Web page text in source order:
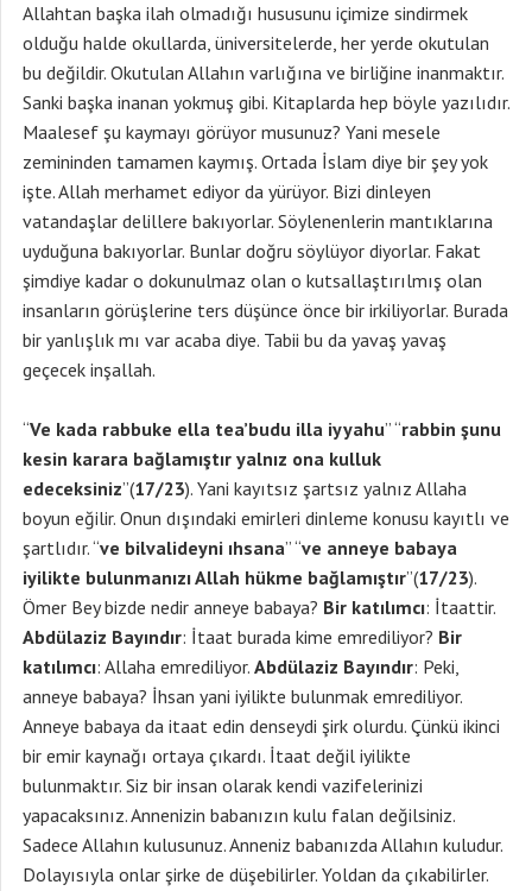
Allahtan başka ilah olmadığı hususunu içimize sindirmek
olduğu halde okullarda, üniversitelerde, her yerde okutulan
bu değildir. Okutulan Allahın varlığına ve birliğine inanmaktır.
Sanki başka inanan yokmuş gibi. Kitaplarda hep böyle yazılıdır.
Maalesef şu kaymayı görüyor musunuz? Yani mesele
zemininden tamamen kaymış. Ortada İslam diye bir şey yok
işte. Allah merhamet ediyor da yürüyor. Bizi dinleyen
vatandaşlar delillere bakıyorlar. Söylenenlerin mantıklarına
uyduğuna bakıyorlar. Bunlar doğru söylüyor diyorlar. Fakat
şimdiye kadar o dokunulmaz olan o kutsallaştırılmış olan
insanların görüşlerine ters düşünce önce bir irkiliyorlar. Burada
bir yanlışlık mı var acaba diye. Tabii bu da yavaş yavaş
geçecek inşallah.
“Ve kada rabbuke ella tea’budu illa iyyahu” “rabbin şunu
kesin karara bağlamıştır yalnız ona kulluk
edeceksiniz”(17/23). Yani kayıtsız şartsız yalnız Allaha
boyun eğilir. Onun dışındaki emirleri dinleme konusu kayıtlı ve
şartlıdır. “ve bilvalideyni ıhsana” “ve anneye babaya
iyilikte bulunmanızı Allah hükme bağlamıştır”(17/23).
Ömer Bey bizde nedir anneye babaya? Bir katılımcı: İtaattir.
Abdülaziz Bayındır: İtaat burada kime emrediliyor? Bir
katılımcı: Allaha emrediliyor. Abdülaziz Bayındır: Peki,
anneye babaya? İhsan yani iyilikte bulunmak emrediliyor.
Anneye babaya da itaat edin denseydi şirk olurdu. Çünkü ikinci
bir emir kaynağı ortaya çıkardı. İtaat değil iyilikte
bulunmaktır. Siz bir insan olarak kendi vazifelerinizi
yapacaksınız. Annenizin babanızın kulu falan değilsiniz.
Sadece Allahın kulusunuz. Anneniz babanızda Allahın kuludur.
Dolayısıyla onlar şirke de düşebilirler. Yoldan da çıkabilirler.